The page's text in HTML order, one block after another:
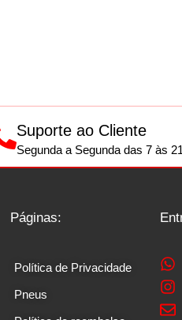
Suporte ao Cliente
Segunda a Segunda das 7 às
Páginas:
Política de Privacidade
Pneus